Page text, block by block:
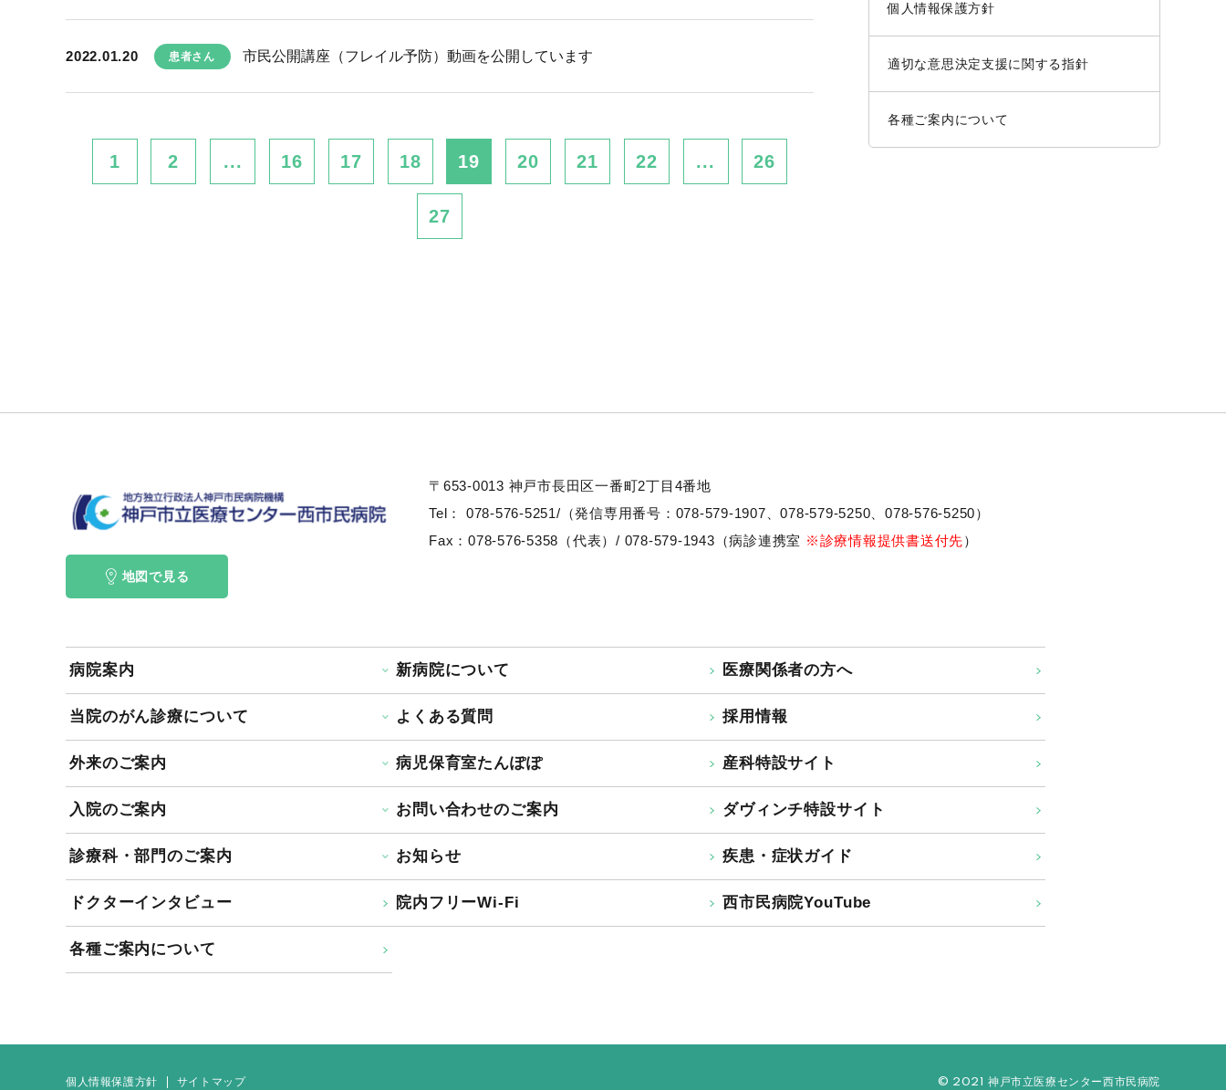
2022.01.20 患者さん 市民公開講座（フレイル予防）動画を公開しています
1 2 ... 16 17 18 19 20 21 22 ... 26
27
個人情報保護方針
適切な意思決定支援に関する指針
各種ご案内について
〒653-0013 神戸市長田区一番町2丁目4番地
Tel：
078-576-5251/（発信専用番号：078-579-1907、078-579-5250、 078-576-5250）
Fax：078-576-5358（代表）/ 078-579-1943（病診連携室 ※診療情報提供書送付先）
地図で見る
病院案内
当院のがん診療について
外来のご案内
入院のご案内
診療科・部門のご案内
ドクターインタビュー
各種ご案内について
新病院について
よくある質問
病児保育室たんぽぽ
お問い合わせのご案内
お知らせ
院内フリーWi-Fi
医療関係者の方へ
採用情報
産科特設サイト
ダヴィンチ特設サイト
疾患・症状ガイド
西市民病院YouTube
個人情報保護方針 サイトマップ © 2021 神戸市立医療センター西市民病院